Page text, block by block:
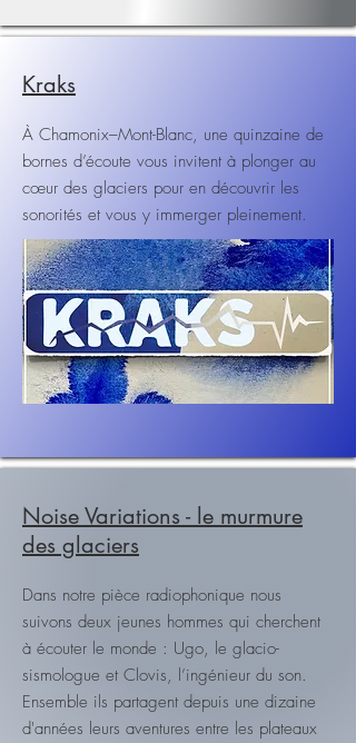
Kraks
À Chamonix–Mont-Blanc, une quinzaine de
bornes d’écoute vous invitent à plonger au
cœur des glaciers pour en découvrir les
sonorités et vous y immerger pleinement.
Noise Variations - le murmure
des glaciers
Dans notre pièce radiophonique nous
suivons deux jeunes hommes qui cherchent
à écouter le monde : Ugo, le glacio-
sismologue et Clovis, l’ingénieur du son.
Ensemble ils partagent depuis une dizaine
d'années leurs aventures entre les plateaux